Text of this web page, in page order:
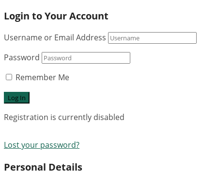
Login to Your Account
Username or Email Address
Password
Remember Me
Registration is currently disabled
Lost your password?
Personal Details